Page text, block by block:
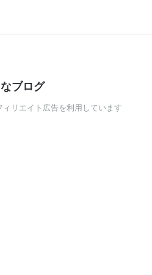
ブログ
リエイト広告を利用しています